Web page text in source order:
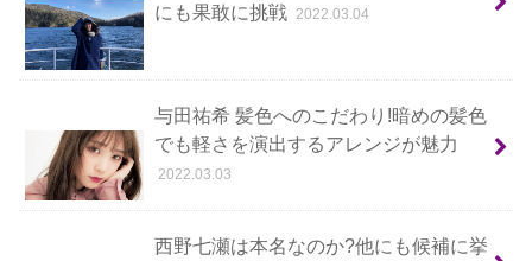
にも果敢に挑戦
2022.03.04
与田祐希 髪色へのこだわり!暗めの髪色
でも軽さを演出するアレンジが魅力
2022.03.03
西野七瀬は本名なのか?他にも候補に挙